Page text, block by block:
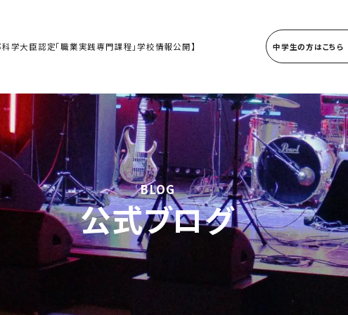
科学大臣認定「職業実践専門課程」学校情報公開】 中学生の方はこちら
BLOG
公式ブログ